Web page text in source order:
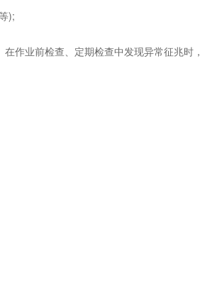
);
作业前检查、定期检查中发现异常征兆时